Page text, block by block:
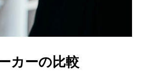
カーの比較